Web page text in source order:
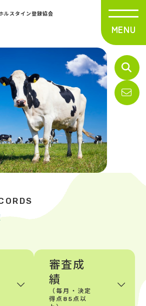
ルスタイン登録協会
審査成
績
（毎月・決定
得点85点以